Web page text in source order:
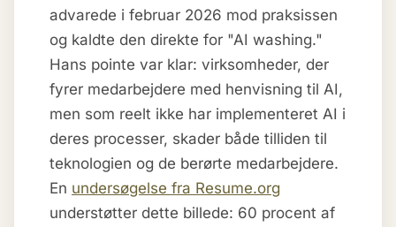
advarede i februar 2026 mod praksissen
og kaldte den direkte for "AI washing."
Hans pointe var klar: virksomheder, der
fyrer medarbejdere med henvisning til AI,
men som reelt ikke har implementeret AI i
deres processer, skader både tilliden til
teknologien og de berørte medarbejdere.
En undersøgelse fra Resume.org
understøtter dette billede: 60 procent af